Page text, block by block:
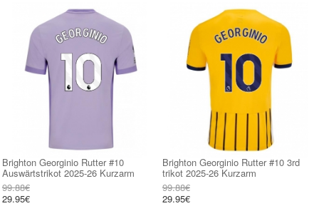
Brighton Georginio Rutter #10
Auswärtstrikot 2025-26 Kurzarm
99.88€
29.95€
Brighton Georginio Rutter #10 3rd
trikot 2025-26 Kurzarm
99.88€
29.95€